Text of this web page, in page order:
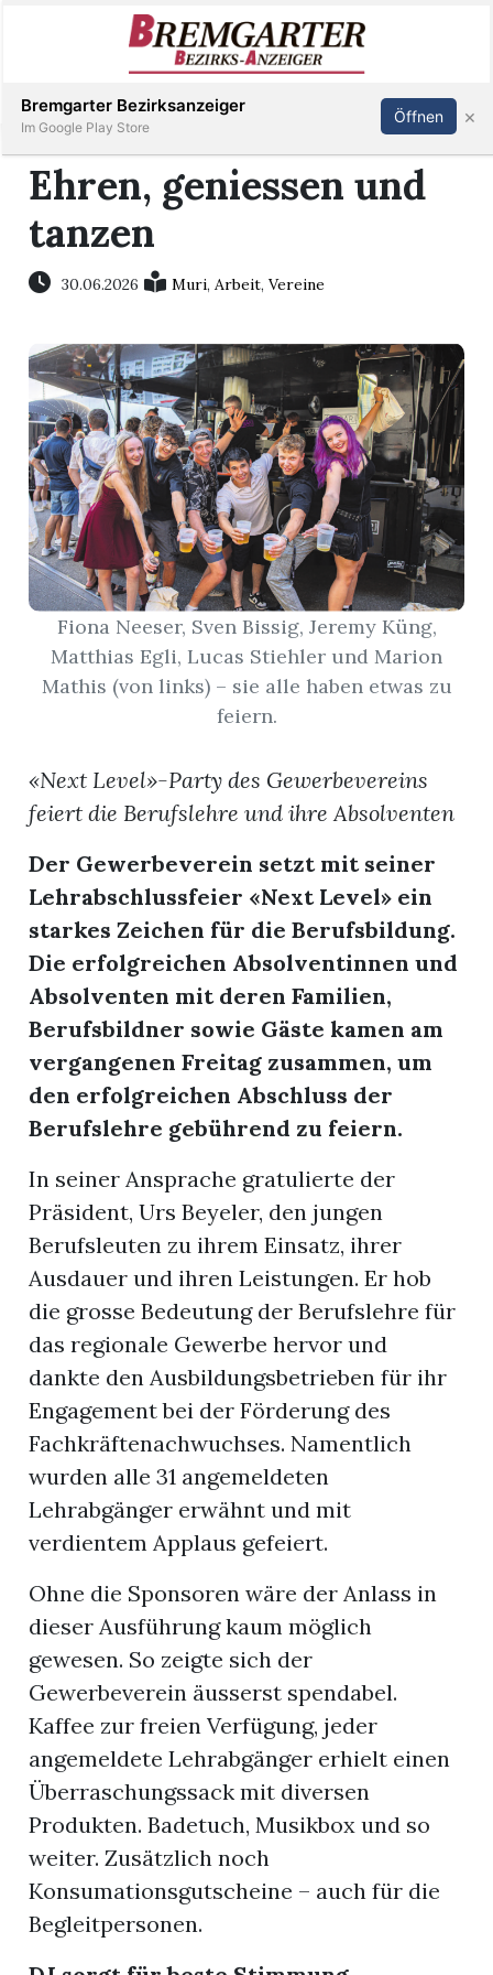
Veranstaltungen
Stellen
E-
Paper
Newsletter
App
Inserieren Abonnieren Anmelden
Ehren, geniessen und
tanzen
30.06.2026 Muri,Arbeit,Vereine
Fiona Neeser, Sven Bissig, Jeremy Küng,
Matthias Egli, Lucas Stiehler und Marion
Mathis (von links) – sie alle haben etwas zu
feiern.
«Next Level»-Party des Gewerbevereins
feiert die Berufslehre und ihre Absolventen
Der Gewerbeverein setzt mit seiner
Lehrabschlussfeier «Next Level» ein
starkes Zeichen für die Berufsbildung.
Die erfolgreichen Absolventinnen und
Absolventen mit deren Familien,
Berufsbildner sowie Gäste kamen am
vergangenen Freitag zusammen, um
den erfolgreichen Abschluss der
Berufslehre gebührend zu feiern.
In seiner Ansprache gratulierte der
Präsident, Urs Beyeler, den jungen
Berufsleuten zu ihrem Einsatz, ihrer
Ausdauer und ihren Leistungen. Er hob
die grosse Bedeutung der Berufslehre für
das regionale Gewerbe hervor und
dankte den Ausbildungsbetrieben für ihr
Engagement bei der Förderung des
Fachkräftenachwuchses. Namentlich
wurden alle 31 angemeldeten
Lehrabgänger erwähnt und mit
verdientem Applaus gefeiert.
Ohne die Sponsoren wäre der Anlass in
dieser Ausführung kaum möglich
gewesen. So zeigte sich der
Gewerbeverein äusserst spendabel.
Kaffee zur freien Verfügung, jeder
angemeldete Lehrabgänger erhielt einen
Überraschungssack mit diversen
Produkten. Badetuch, Musikbox und so
weiter. Zusätzlich noch
Konsumationsgutscheine – auch für die
Begleitpersonen.
Bremgarter Bezirksanzeiger
Im Google Play Store
Öffnen ×